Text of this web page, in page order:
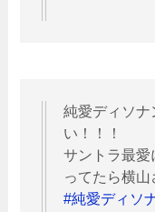
純愛ディソナ
い！！！
サントラ最愛
ってたら横山
#純愛ディソ